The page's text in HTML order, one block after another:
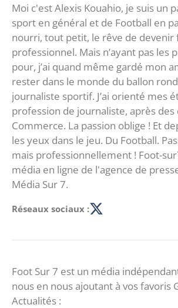
Moi c'est Alexis Kouahio, je suis un
sport en général et de Football en
nourri, tout petit, le rêve de
professionnel. Mais n’ayant pas les
pour, j’ai quand même gardé mon
rester dans le monde du ballon
journaliste sportif. J’ai orienté mes
profession de journaliste, après des
Commerce. La passion oblige ! Et
les yeux dans le jeu. Du Football.
mais professionnellement ! Foot-
média en ligne de l'agence de
Média Sur 7.
Réseaux sociaux :
Foot Sur 7 est un média
nous en nous ajoutant à vos favoris
Actualités :